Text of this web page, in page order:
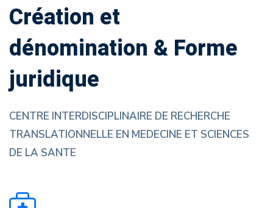
Création et
dénomination & Forme
juridique
CENTRE INTERDISCIPLINAIRE DE RECHERCHE
TRANSLATIONNELLE EN MEDECINE ET SCIENCES
DE LA SANTE